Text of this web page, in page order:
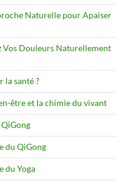
Naturelle pour Apaiser
Vos Douleurs Naturellement
la santé ?
être et la chimie du vivant
QiGong
du QiGong
du Yoga